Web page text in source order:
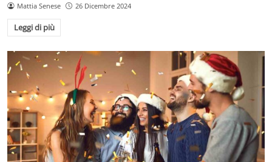
Mattia Senese 26 Dicembre 2024
Leggi di più